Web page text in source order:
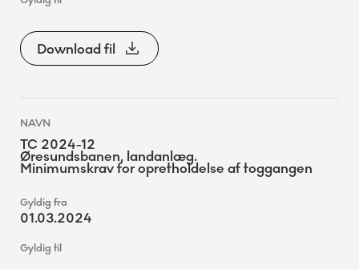
Download fil
TC 2024-12
Øresundsbanen, landanlæg.
Minimumskrav for opretholdelse af toggangen
01.03.2024